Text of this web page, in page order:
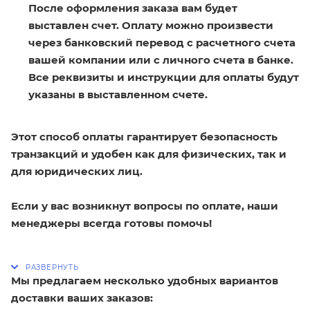
После оформления заказа вам будет
выставлен счет. Оплату можно произвести
через банковский перевод с расчетного счета
вашей компании или с личного счета в банке.
Все реквизиты и инструкции для оплаты будут
указаны в выставленном счете.
Этот способ оплаты гарантирует безопасность
транзакций и удобен как для физических, так и
для юридических лиц.
Если у вас возникнут вопросы по оплате, наши
менеджеры всегда готовы помочь!
Мы предлагаем несколько удобных вариантов
доставки ваших заказов: